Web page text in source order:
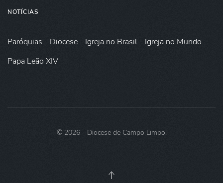
NOTÍCIAS
Paróquias Diocese Igreja no Brasil
Igreja no Mundo
Papa Leão XIV
© 2026- Diocese de Campo Limpo.